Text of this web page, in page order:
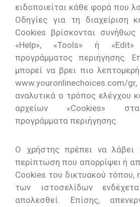
ειδοποιείται κάθε φορά που
Οδηγίες για τη διαχείριση
Cookies βρίσκονται
«Help», «Tools» ή
προγράμματος περιήγησης.
μπορεί να βρει πιο
www.youronlinechoices.com/gr,
αναλυτικά ο τρόπος ελέγχου
αρχείων «Cookies»
προγράμματα περιήγησης.
Ο χρήστης πρέπει να λάβει
περίπτωση που απορρίψει ή
Cookies του δικτυακού τόπου,
των ιστοσελίδων
απολεσθεί. Επίσης,